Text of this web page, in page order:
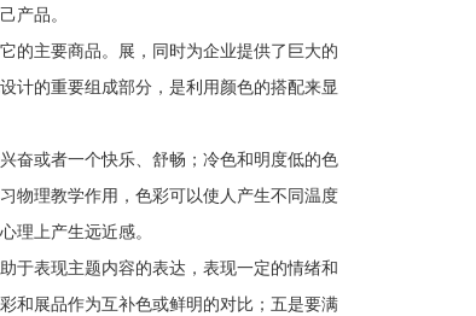
产品。
主要商品。展，同时为企业提供了巨大的
计的重要组成部分，是利用颜色的搭配来显
或者一个快乐、舒畅；冷色和明度低的色
物理教学作用，色彩可以使人产生不同温度
理上产生远近感。
表现主题内容的表达，表现一定的情绪和
和展品作为互补色或鲜明的对比；五是要满